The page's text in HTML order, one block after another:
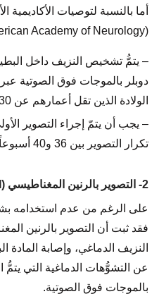
أما بالنسبة لتوصيات الأكاديمية
(American Academy of Neurology)، فتشمل:
– يتمُّ تشخيص النزيف داخل
دوبلر بالموجات فوق الصوتية
الولادة الذين تقل أعمارهم عن 30 أسبوعاً من الحمل.
تكرار التصوير بين 36 و40 أسبوعاً من النُّضج.
2- التصوير بالرنين المغناطيسي (MRI) للدماغ
على الرغم من عدم استخدامه
فقد ثبت أن التصوير بالرنين
النزيف الدماغي، وإصابة المادة
عن التشوُّهات الدماغية التي يتمُّ
بالموجات فوق الصوتية.